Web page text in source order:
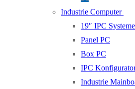
Industrie Computer
19″ IPC Systeme
Panel PC
Box PC
IPC
Industrie